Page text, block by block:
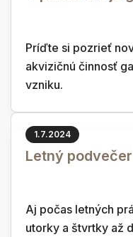
Príďte si pozrieť
akvizičnú činnosť
vzniku.
1.7.2024
Letný
Aj počas letných
utorky a štvrtky až